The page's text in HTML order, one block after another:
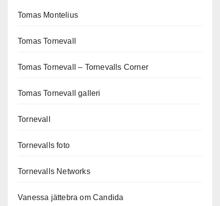
Tomas Montelius
Tomas Tornevall
Tomas Tornevall – Tornevalls Corner
Tomas Tornevall galleri
Tornevall
Tornevalls foto
Tornevalls Networks
Vanessa jättebra om Candida